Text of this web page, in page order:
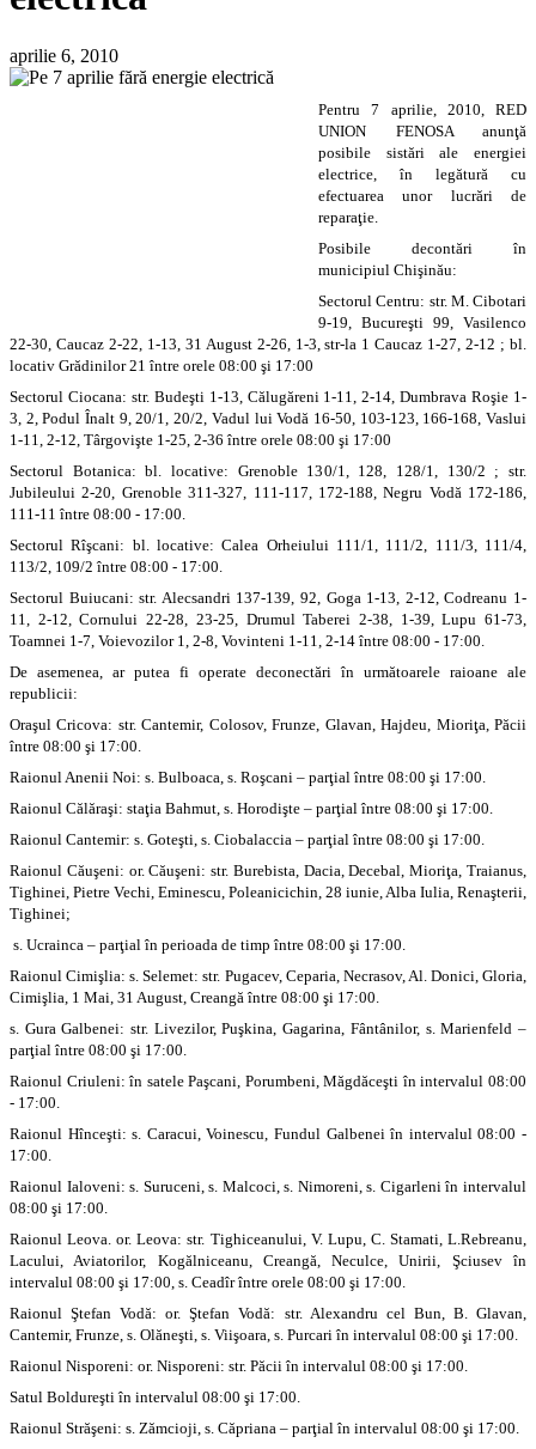
aprilie 6, 2010
Pentru 7 aprilie, 2010, RED
UNION FENOSA anunţă
posibile sistări ale energiei
electrice, în legătură cu
efectuarea unor lucrări de
reparaţie.
Posibile decontări în
municipiul Chişinău:
Sectorul Centru: str. M. Cibotari
9-19, Bucureşti 99, Vasilenco
22-30, Caucaz 2-22, 1-13, 31 August 2-26, 1-3, str-la 1 Caucaz 1-27, 2-12 ; bl.
locativ Grădinilor 21 între orele 08:00 şi 17:00
Sectorul Ciocana: str. Budeşti 1-13, Călugăreni 1-11, 2-14, Dumbrava Roşie 1-
3, 2, Podul Înalt 9, 20/1, 20/2, Vadul lui Vodă 16-50, 103-123, 166-168, Vaslui
1-11, 2-12, Târgovişte 1-25, 2-36 între orele 08:00 şi 17:00
Sectorul Botanica: bl. locative: Grenoble 130/1, 128, 128/1, 130/2 ; str.
Jubileului 2-20, Grenoble 311-327, 111-117, 172-188, Negru Vodă 172-186,
111-11 între 08:00 - 17:00.
Sectorul Rîşcani: bl. locative: Calea Orheiului 111/1, 111/2, 111/3, 111/4,
113/2, 109/2 între 08:00 - 17:00.
Sectorul Buiucani: str. Alecsandri 137-139, 92, Goga 1-13, 2-12, Codreanu 1-
11, 2-12, Cornului 22-28, 23-25, Drumul Taberei 2-38, 1-39, Lupu 61-73,
Toamnei 1-7, Voievozilor 1, 2-8, Vovinteni 1-11, 2-14 între 08:00 - 17:00.
De asemenea, ar putea fi operate deconectări în următoarele raioane ale
republicii:
Oraşul Cricova: str. Cantemir, Colosov, Frunze, Glavan, Hajdeu, Mioriţa, Păcii
între 08:00 şi 17:00.
Raionul Anenii Noi: s. Bulboaca, s. Roşcani – parţial între 08:00 şi 17:00.
Raionul Călăraşi: staţia Bahmut, s. Horodişte – parţial între 08:00 şi 17:00.
Raionul Cantemir: s. Goteşti, s. Ciobalaccia – parţial între 08:00 şi 17:00.
Raionul Căuşeni: or. Căuşeni: str. Burebista, Dacia, Decebal, Mioriţa, Traianus,
Tighinei, Pietre Vechi, Eminescu, Poleanicichin, 28 iunie, Alba Iulia, Renaşterii,
Tighinei;
s. Ucrainca – parţial în perioada de timp între 08:00 şi 17:00.
Raionul Cimişlia: s. Selemet: str. Pugacev, Ceparia, Necrasov, Al. Donici, Gloria,
Cimişlia, 1 Mai, 31 August, Creangă între 08:00 şi 17:00.
s. Gura Galbenei: str. Livezilor, Puşkina, Gagarina, Fântânilor, s. Marienfeld –
parţial între 08:00 şi 17:00.
Raionul Criuleni: în satele Paşcani, Porumbeni, Măgdăceşti în intervalul 08:00
- 17:00.
Raionul Hînceşti: s. Caracui, Voinescu, Fundul Galbenei în intervalul 08:00 -
17:00.
Raionul Ialoveni: s. Suruceni, s. Malcoci, s. Nimoreni, s. Cigarleni în intervalul
08:00 şi 17:00.
Raionul Leova. or. Leova: str. Tighiceanului, V. Lupu, C. Stamati, L.Rebreanu,
Lacului, Aviatorilor, Kogălniceanu, Creangă, Neculce, Unirii, Şciusev în
intervalul 08:00 şi 17:00, s. Ceadîr între orele 08:00 şi 17:00.
Raionul Ştefan Vodă: or. Ştefan Vodă: str. Alexandru cel Bun, B. Glavan,
Cantemir, Frunze, s. Olăneşti, s. Viişoara, s. Purcari în intervalul 08:00 şi 17:00.
Raionul Nisporeni: or. Nisporeni: str. Păcii în intervalul 08:00 şi 17:00.
Satul Boldureşti în intervalul 08:00 şi 17:00.
Raionul Străşeni: s. Zămcioji, s. Căpriana – parţial în intervalul 08:00 şi 17:00.